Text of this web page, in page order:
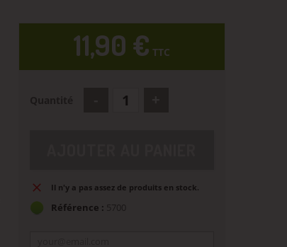
11,90 € TTC
Il n'y a pas assez de produits en stock.
Référence : 5700